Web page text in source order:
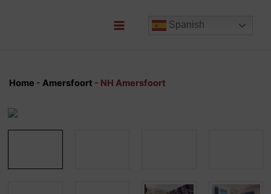
Spanish
Home - Amersfoort - NH Amersfoort